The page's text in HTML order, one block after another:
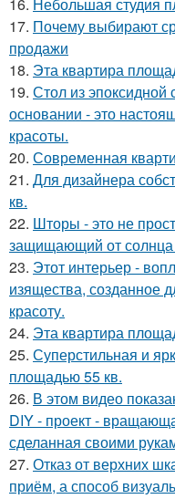
17. Почему выбирают
продажи
18. Эта квартира
19. Стол из
основании - это
красоты.
20. Современная
21. Для дизайнера
кв.
22. Шторы - это не
защищающий от солнца
23. Этот интерьер -
изящества, созданное
красоту.
24. Эта квартира
25. Суперстильная и
площадью 55 кв.
26. В этом видео
DIY - проект -
сделанная своими
27. Отказ от верхних
приём, а способ